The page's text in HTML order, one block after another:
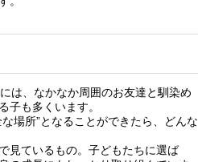
は、なかなか周囲のお友達と馴染め
子も多くいます。
場所”となることができたら、どんな
見ているもの。子どもたちに選ば